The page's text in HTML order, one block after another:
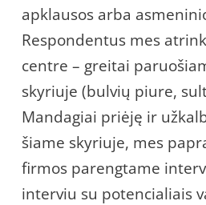
apklausos arba
Respondentus mes
centre – greitai
skyriuje (bulvių piure,
Mandagiai priėję ir
šiame skyriuje, mes
firmos parengtame
interviu su potencialiais